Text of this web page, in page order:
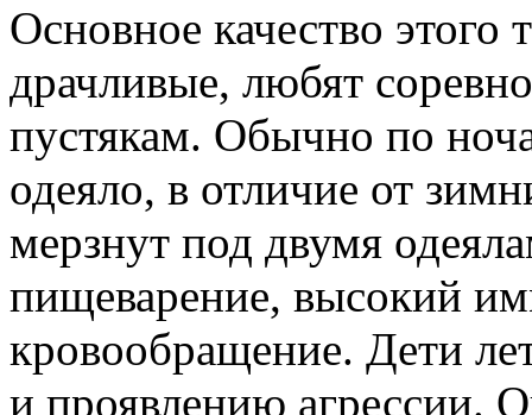
Основное качество
драчливые, любят
пустякам. Обычно по
одеяло, в отличие от
мерзнут под двумя
пищеварение, высокий
кровообращение. Дети
и проявлению агрессии.